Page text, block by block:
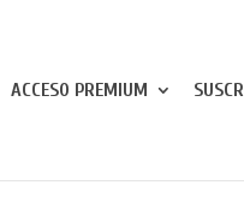
ACCESO PREMIUM